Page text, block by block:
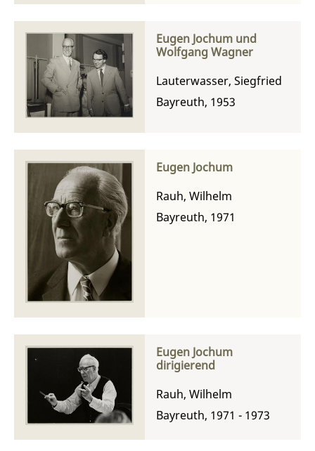
Eugen Jochum und
Wolfgang Wagner
Lauterwasser, Siegfried
Bayreuth, 1953
Eugen Jochum
Rauh, Wilhelm
Bayreuth, 1971
Eugen Jochum
dirigierend
Rauh, Wilhelm
Bayreuth, 1971 - 1973